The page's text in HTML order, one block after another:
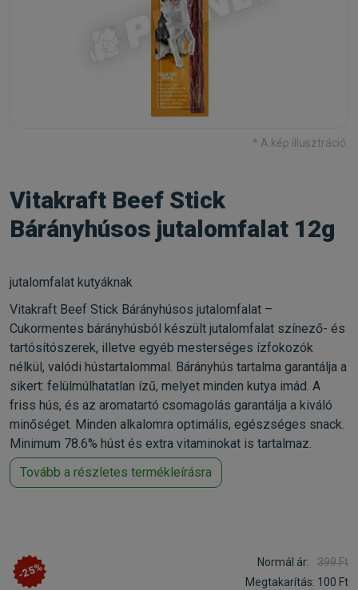
* A kép illusztráció.
Vitakraft Beef Stick
Bárányhúsos jutalomfalat 12g
jutalomfalat kutyáknak
Vitakraft Beef Stick Bárányhúsos jutalomfalat –
Cukormentes bárányhúsból készült jutalomfalat színező- és
tartósítószerek, illetve egyéb mesterséges ízfokozók
nélkül, valódi hústartalommal. Bárányhús tartalma garantálja a
sikert: felülmúlhatatlan ízű, melyet minden kutya imád. A
friss hús, és az aromatartó csomagolás garantálja a kiváló
minőséget. Minden alkalomra optimális, egészséges snack.
Minimum 78.6% húst és extra vitaminokat is tartalmaz.
Tovább a részletes termékleírásra
-25% Normál ár:
399 Ft
Megtakarítás: 100 Ft